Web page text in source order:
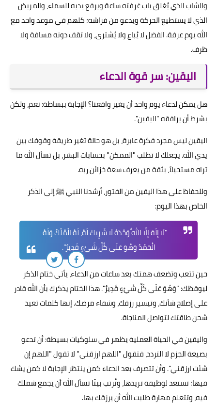
والشاب الذي يُغلق باب غرفته ساعة ويرفع يديه للسماء، والمريض
الذي لا يستطيع الحركة ويدعو من فراشه؛ كلهم في موعد واحد مع
الله يوم عرفة. الفضل لا يُباع ولا يُشترى، ولا تقف دونه مسافة ولا
ظرف.
اليقين: سر قوة الدعاء
هل يمكن لدعاء يوم واحد أن يغير واقعنا؟ الإجابة ببساطة: نعم، ولكن
بشرط أن يرافقه "اليقين".
اليقين ليس مجرد فكرة عابرة، بل هو حالة تغير طريقة وقوفك بين
يدي الله. يجعلك لا تطلب "الممكن" بحسابات البشر، بل تسأل الله ما
تراه مستحيلاً، بثقة من يعرف سعة خزائن ربه.
وللحفاظ على هذا اليقين من الفتور، أرشدنا النبي ﷺ إلى الذكر
الخاص بهذا اليوم:
"لَا إِلَهَ إِلَّا اللَّهُ وَحْدَهُ لَا شَرِيكَ لَهُ، لَهُ الْمُلْكُ وَلَهُ
الْحَمْدُ وَهُوَ عَلَى كُلِّ شَيْءٍ قَدِيرٌ".
حين تتعب وتضعف همتك بعد ساعات من الدعاء، يأتي ختام الذكر
ليوقظك: "وَهُوَ عَلَى كُلِّ شَيْءٍ قَدِيرٌ". هذا الختام يذكرك بأن الله قادر
على إصلاح شأنك، وتيسير رزقك، وشفاء مرضك. إنها كلمات تعيد
شحن طاقتك لتواصل المناجاة.
واليقين في الحياة العملية يظهر في سلوكيات بسيطة: أن تدعو
بصيغة الجزم لا التردد، فتقول "اللهم ارزقني" لا تقول "اللهم إن
شئت ارزقني". وأن تتصرف بعد الدعاء كمن ينتظر الإجابة لا كمن يشك
فيها؛ تستعد لوظيفة تريدها، وتُرتب بيتًا تسأل الله أن يجمع شملك
فيه، وتتعلم مهارة طلبت الله أن يرزقك بها.